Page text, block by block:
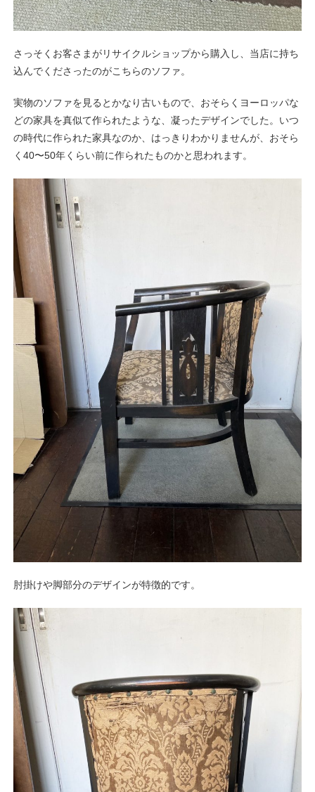
さっそくお客さまがリサイクルショップから購入し、当店に持ち
込んでくださったのがこちらのソファ。
実物のソファを見るとかなり古いもので、おそらくヨーロッパな
どの家具を真似て作られたような、凝ったデザインでした。いつ
の時代に作られた家具なのか、はっきりわかりませんが、おそら
く40〜50年くらい前に作られたものかと思われます。
肘掛けや脚部分のデザインが特徴的です。